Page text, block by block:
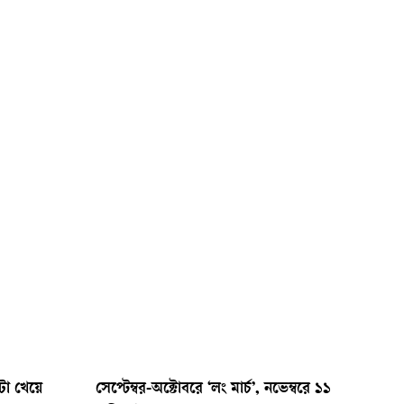
খেয়ে সেপ্টেম্বর-অক্টোবরে ‘লং মার্চ’, নভেম্বরে ১১